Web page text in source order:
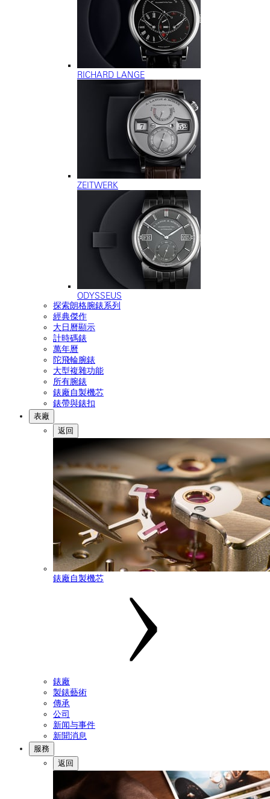
RICHARD LANGE
ZEITWERK
ODYSSEUS
探索朗格腕錶系列
經典傑作
大日曆顯示
計時碼錶
萬年曆
陀飛輪腕錶
大型複雜功能
所有腕錶
錶廠自製機芯
錶帶與錶扣
表廠
返回
錶廠自製機芯
錶廠
製錶藝術
傳承
公司
新闻与事件
新聞消息
服務
返回